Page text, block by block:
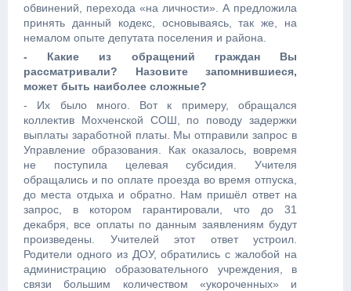
обвинений, перехода «на личности». А предложила
принять данный кодекс, основываясь, так же, на
немалом опыте депутата поселения и района.
- Какие из обращений граждан Вы
рассматривали? Назовите запомнившиеся,
может быть наиболее сложные?
- Их было много. Вот к примеру, обращался
коллектив Мохченской СОШ, по поводу задержки
выплаты заработной платы. Мы отправили запрос в
Управление образования. Как оказалось, вовремя
не поступила целевая субсидия. Учителя
обращались и по оплате проезда во время отпуска,
до места отдыха и обратно. Нам пришёл ответ на
запрос, в котором гарантировали, что до 31
декабря, все оплаты по данным заявлениям будут
произведены. Учителей этот ответ устроил.
Родители одного из ДОУ, обратились с жалобой на
администрацию образовательного учреждения, в
связи большим количеством «укороченных» и